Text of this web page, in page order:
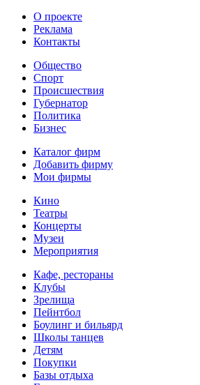
О проекте
Реклама
Контакты
Общество
Спорт
Происшествия
Губернатор
Политика
Бизнес
Каталог фирм
Добавить фирму
Мои фирмы
Кино
Театры
Концерты
Музеи
Мероприятия
Кафе, рестораны
Клубы
Зрелища
Пейнтбол
Боулинг и бильярд
Школы танцев
Детям
Покупки
Базы отдыха